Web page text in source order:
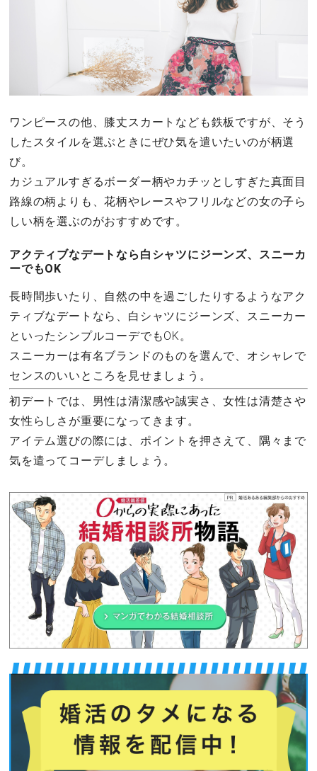
ワンピースの他、膝丈スカートなども鉄板ですが、そう
したスタイルを選ぶときにぜひ気を遣いたいのが柄選
び。
カジュアルすぎるボーダー柄やカチッとしすぎた真面目
路線の柄よりも、花柄やレースやフリルなどの女の子ら
しい柄を選ぶのがおすすめです。
アクティブなデートなら白シャツにジーンズ、スニーカ
ーでもOK
長時間歩いたり、自然の中を過ごしたりするようなアク
ティブなデートなら、白シャツにジーンズ、スニーカー
といったシンプルコーデでもOK。
スニーカーは有名ブランドのものを選んで、オシャレで
センスのいいところを見せましょう。
初デートでは、男性は清潔感や誠実さ、女性は清楚さや
女性らしさが重要になってきます。
アイテム選びの際には、ポイントを押さえて、隅々まで
気を遣ってコーデしましょう。